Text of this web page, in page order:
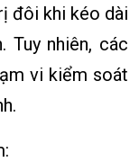
đôi khi kéo dài
Tuy nhiên, các
vi kiểm soát